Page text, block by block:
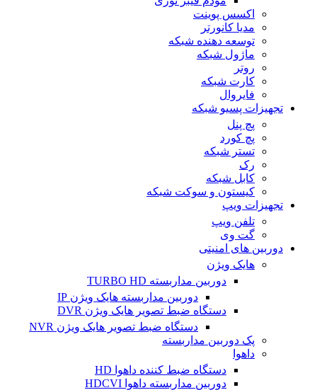
اکسس پوینت
مدیا کانورتر
توسعه دهنده شبکه
ماژول شبکه
روتر
کارت شبکه
فایروال
تجهیزات پسیو شبکه
پچ پنل
پچ کورد
تستر شبکه
رک
کابل شبکه
کیستون و سوکت شبکه
تجهیزات ویپ
تلفن ویپ
گت وی
دوربین های امنیتی
هایک ویژن
دوربین مداربسته TURBO HD
دوربین مداربسته هایک ویژن IP
دستگاه ضبط تصویر هایک ویژن DVR
دستگاه ضبط تصویر هایک ویژن NVR
پک دوربین مداربسته
داهوا
دستگاه ضبط کننده داهوا HD
دوربین مداربسته داهوا HDCVI